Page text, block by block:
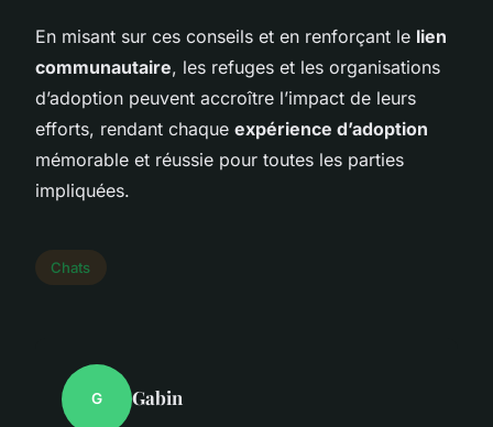
En misant sur ces conseils et en renforçant le lien
communautaire, les refuges et les organisations
d’adoption peuvent accroître l’impact de leurs
efforts, rendant chaque expérience d’adoption
mémorable et réussie pour toutes les parties
impliquées.
Chats
G Gabin